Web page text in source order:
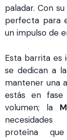
paladar. Con
perfecta para
un impulso de
Esta barrita es
se dedican a
mantener una
estás en
volumen; la
necesidades
proteína